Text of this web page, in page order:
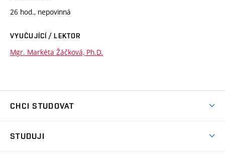
26 hod., nepovinná
VYUČUJÍCÍ / LEKTOR
Mgr. Markéta Žáčková, Ph.D.
CHCI STUDOVAT
STUDUJI